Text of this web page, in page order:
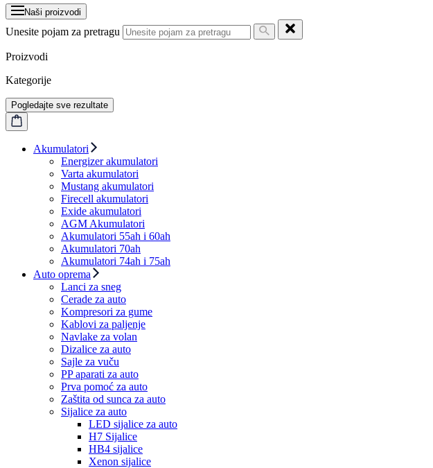
Naši proizvodi
Unesite pojam za pretragu
Proizvodi
Kategorije
Pogledajte sve rezultate
Akumulatori
Energizer akumulatori
Varta akumulatori
Mustang akumulatori
Firecell akumulatori
Exide akumulatori
AGM Akumulatori
Akumulatori 55ah i 60ah
Akumulatori 70ah
Akumulatori 74ah i 75ah
Auto oprema
Lanci za sneg
Cerade za auto
Kompresori za gume
Kablovi za paljenje
Navlake za volan
Dizalice za auto
Sajle za vuču
PP aparati za auto
Prva pomoć za auto
Zaštita od sunca za auto
Sijalice za auto
LED sijalice za auto
H7 Sijalice
HB4 sijalice
Xenon sijalice